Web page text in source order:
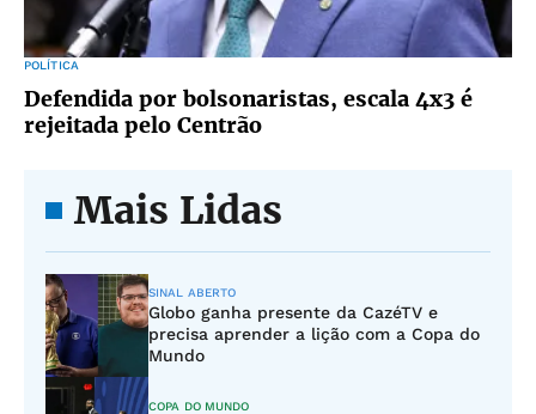
POLÍTICA
Defendida por bolsonaristas, escala 4x3 é
rejeitada pelo Centrão
Mais Lidas
SINAL ABERTO
Globo ganha presente da CazéTV e
precisa aprender a lição com a Copa do
Mundo
COPA DO MUNDO